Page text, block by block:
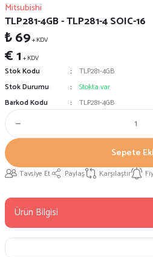
Mitsubishi
TLP281-4GB - TLP281-4 SOIC-16
₺ 69+ KDV
€ 1 + KDV
Stok Kodu
TLP281-4GB
Stok Durumu
Stokta var
Barkod Kodu
TLP281-4GB
Sepete
Tavsiye Et Paylaş Karşılaştır
Ürün Bilgisi